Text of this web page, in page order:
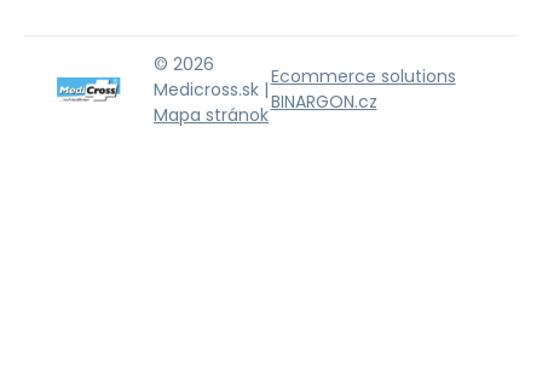
© 2026
Medicross.sk |
Mapa stránok
Ecommerce solutions
BINARGON.cz